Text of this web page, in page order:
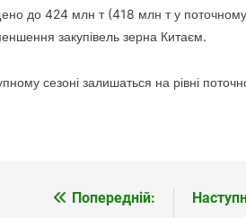
до 424 млн т (418 млн т у
закупівель зерна Китаєм.
сезоні залишаться на рівні
Попередній: